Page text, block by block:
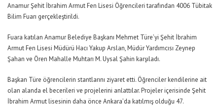
Anamur Şehit İbrahim Armut Fen Lisesi Öğrencileri tarafından 4006 Tübitak
Bilim Fuarı gerçekleştirildi.
Fuara katılan Anamur Belediye Başkanı Mehmet Türe’yi Şehit İbrahim
Armut Fen Lisesi Müdürü Hacı Yakup Arslan, Müdür Yardımcısı Zeynep
Şahan ve Ören Mahalle Muhtarı M. Uysal Şahin karşıladı.
Başkan Türe öğrencilerin stantlarını ziyaret etti. Öğrenciler kendilerine ait
olan alanda el becerileri ve projelerini anlattılar. Projeler içerisinde Şehit
İbrahim Armut lisesinin daha önce Ankara’da katılmış olduğu 47.